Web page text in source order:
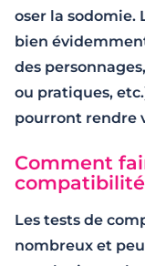
oser la sodomie.
bien
des
ou pratiques,
pourront rendre
Comment
compatibilité
Les tests de
nombreux et